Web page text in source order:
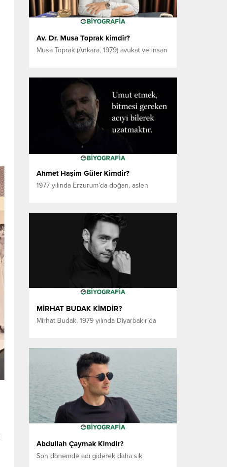
insan sağlığı...
Av. Dr. Musa Toprak kimdir?
Musa Toprak (Ankara, 1979) avukat ve insan
Danışmanlık A.Ş.’nin Yönetim Kurulu
Başkanı olarak görev yapmaktadır. Ankara
Üniversitesi Hukuk Fakültesi mezunu olan
Toprak, Hacettepe Üniversitesi’nde İnsan
Hakları alanında yüksek lisans ve doktora
eğitimlerini tamamlamıştır. 2003 yılından bu
yana Ankara Barosu üyesidir....
Ahmet Haşim Güler Kimdir?
1977 yılında Erzurum’da doğan, aslen
görev yapmış bir isimdir. Görev süresi
boyunca insanı, taşrayı, doğayı ve yalnızlığı
yakından gözlemleme fırsatı bulan Güler, bu
birikimini edebi eserlerine yansıtarak
çağdaş Türk edebiyatında dikkat çeken
yazarlar arasında yer almıştır. Mühendislik
MİRHAT BUDAK KİMDİR?
Mirhat Budak, 1979 yılında Diyarbakır’da
yazardır. İlk, orta ve lise öğrenimini yine
doğduğu şehir olan Diyarbakır’da
tamamlayan Budak, genç yaşlarda şiire ve
yazıya yönelerek dilin gücünü erken
keşfeden isimlerdendir. Öğrenim hayatı
boyunca duygu merkezli anlatıların içine
yerleşen Budak, ilerleyen yıllarda bu...
Abdullah Çaymak Kimdir?
Son dönemde adı giderek daha sık